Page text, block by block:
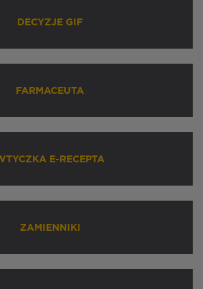
DECYZJE GIF
FARMACEUTA
E-RECEPTA
ZAMIENNIKI